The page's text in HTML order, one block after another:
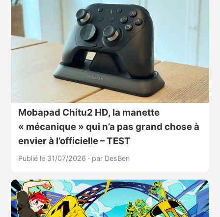
Mobapad Chitu2 HD, la manette
« mécanique » qui n’a pas grand chose à
envier à l’officielle – TEST
Publié le 31/07/2026 · par DesBen